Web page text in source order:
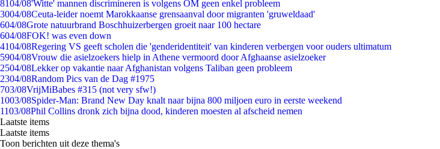
8104/08'Witte' mannen discrimineren is volgens OM geen enkel probleem
3004/08Ceuta-leider noemt Marokkaanse grensaanval door migranten 'gruweldaad'
604/08Grote natuurbrand Boschhuizerbergen groeit naar 100 hectare
604/08FOK! was even down
4104/08Regering VS geeft scholen die 'genderidentiteit' van kinderen verbergen voor ouders ultimatum
5904/08Vrouw die asielzoekers hielp in Athene vermoord door Afghaanse asielzoeker
2504/08Lekker op vakantie naar Afghanistan volgens Taliban geen probleem
2304/08Random Pics van de Dag #1975
703/08VrijMiBabes #315 (not very sfw!)
1003/08Spider-Man: Brand New Day knalt naar bijna 800 miljoen euro in eerste weekend
1103/08Phil Collins dronk zich bijna dood, kinderen moesten al afscheid nemen
Laatste items
Laatste items
Toon berichten uit deze thema's